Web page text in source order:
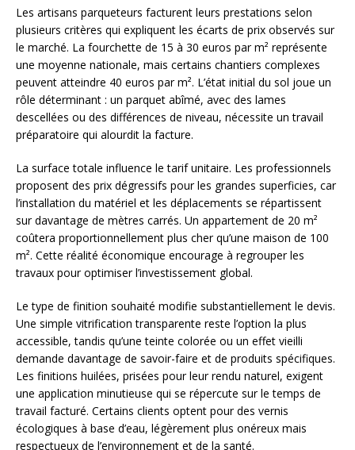
Les artisans parqueteurs facturent leurs prestations selon
plusieurs critères qui expliquent les écarts de prix observés sur
le marché. La fourchette de 15 à 30 euros par m² représente
une moyenne nationale, mais certains chantiers complexes
peuvent atteindre 40 euros par m². L’état initial du sol joue un
rôle déterminant : un parquet abîmé, avec des lames
descellées ou des différences de niveau, nécessite un travail
préparatoire qui alourdit la facture.
La surface totale influence le tarif unitaire. Les professionnels
proposent des prix dégressifs pour les grandes superficies, car
l’installation du matériel et les déplacements se répartissent
sur davantage de mètres carrés. Un appartement de 20 m²
coûtera proportionnellement plus cher qu’une maison de 100
m². Cette réalité économique encourage à regrouper les
travaux pour optimiser l’investissement global.
Le type de finition souhaité modifie substantiellement le devis.
Une simple vitrification transparente reste l’option la plus
accessible, tandis qu’une teinte colorée ou un effet vieilli
demande davantage de savoir-faire et de produits spécifiques.
Les finitions huilées, prisées pour leur rendu naturel, exigent
une application minutieuse qui se répercute sur le temps de
travail facturé. Certains clients optent pour des vernis
écologiques à base d’eau, légèrement plus onéreux mais
respectueux de l’environnement et de la santé.